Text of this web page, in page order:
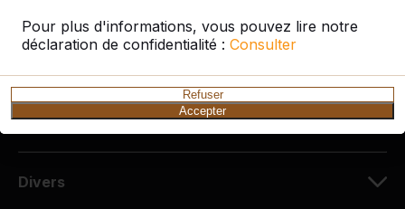
Pour plus d'informations, vous pouvez lire notre
déclaration de confidentialité : Consulter
Refuser
Accepter
Catégories
Divers